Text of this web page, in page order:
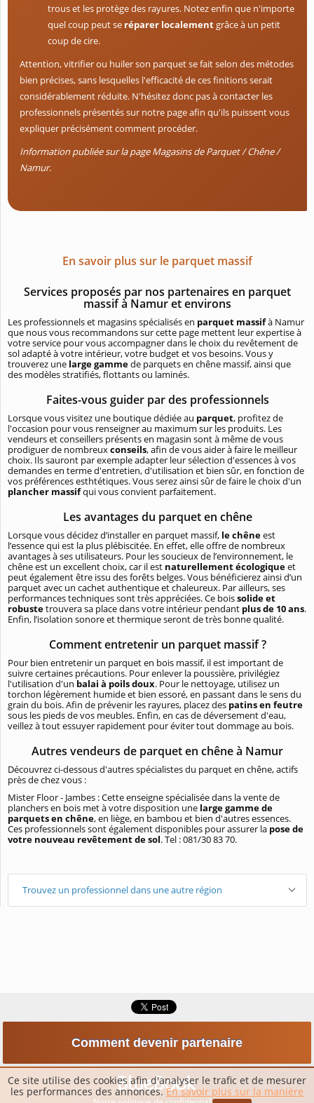
trous et les protège des rayures. Notez enfin que n'importe
quel coup peut se réparer localementgrâce à un petit
coup de cire.
Attention, vitrifier ou huiler son parquet se fait selon des métodes
bien précises, sans lesquelles l'efficacité de ces finitions serait
considérablement réduite. N'hésitez donc pas à contacter les
professionnels présentés sur notre page afin qu'ils puissent vous
expliquer précisément comment procéder.
Information publiée sur la page Magasins de Parquet / Chêne /
Namur.
En savoir plus sur le parquet massif
Services proposés par nos partenaires en parquet
massif à Namur et environs
Les professionnels et magasins spécialisés en parquet massifà Namur
que nous vous recommandons sur cette page mettent leur expertise à
votre service pour vous accompagner dans le choix du revêtement de
sol adapté à votre intérieur, votre budget et vos besoins. Vous y
trouverez une large gammede parquets en chêne massif, ainsi que
des modèles stratifiés, flottants ou laminés.
Faites-vous guider par des professionnels
Lorsque vous visitez une boutique dédiée au parquet, profitez de
l'occasion pour vous renseigner au maximum sur les produits. Les
vendeurs et conseillers présents en magasin sont à même de vous
prodiguer de nombreuxconseils, afin de vous aider à faire le meilleur
choix. Ils sauront par exemple adapter leur sélection d'essences à vos
demandes en terme d'entretien, d'utilisation et bien sûr, en fonction de
vos préférences esthtétiques. Vous serez ainsi sûr de faire le choix d'un
plancher massifqui vous convient parfaitement.
Les avantages du parquet en chêne
Lorsque vous décidez d’installer en parquet massif, le chêneest
l’essence qui est la plus plébiscitée. En effet, elle offre de nombreux
avantages à ses utilisateurs. Pour les soucieux de l’environnement, le
chêne est un excellent choix, car il est naturellement écologiqueet
peut également être issu des forêts belges. Vous bénéficierez ainsi d’un
parquet avec un cachet authentique et chaleureux. Par ailleurs, ses
performances techniques sont très appréciées. Ce boissolide et
robustetrouvera sa place dans votre intérieur pendant plus de 10 ans.
Enfin, l’isolation sonore et thermique seront de très bonne qualité.
Comment entretenir un parquet massif ?
Pour bien entretenir un parquet en bois massif, il est important de
suivre certaines précautions. Pour enlever la poussière, privilégiez
l'utilisation d'un balai à poils doux. Pour le nettoyage, utilisez un
torchon légèrement humide et bien essoré, en passant dans le sens du
grain du bois. Afin de prévenir les rayures, placez des patins en feutre
sous les pieds de vos meubles. Enfin, en cas de déversement d'eau,
veillez à tout essuyer rapidement pour éviter tout dommage au bois.
Autres vendeurs de parquet en chêne à Namur
Découvrez ci-dessous d'autres spécialistes du parquet en chêne, actifs
près de chez vous :
Mister Floor - Jambes : Cette enseigne spécialisée dans la vente de
planchers en bois met à votre disposition une large gamme de
parquets en chêne, en liège, en bambou et bien d'autres essences.
Ces professionnels sont également disponibles pour assurer la pose de
votre nouveau revêtement de sol. Tel : 081/30 83 70.
Trouvez un professionnel dans une autre région
Comment devenir partenaire
Ce site utilise des cookies afin d'analyser le trafic et de mesurer
les performances des annonces.En savoir plus sur la manière